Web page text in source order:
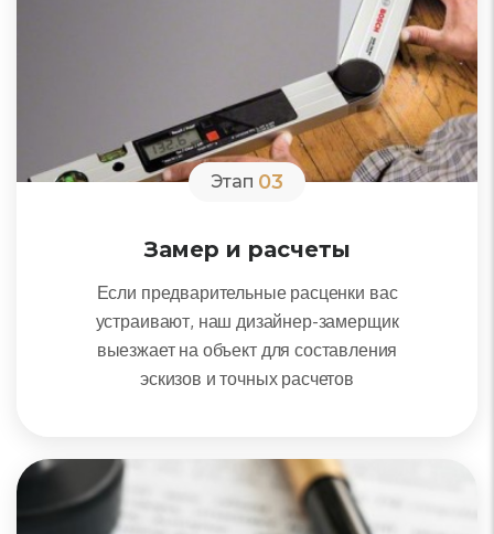
Этап 03
Замер и расчеты
Если предварительные расценки вас
устраивают, наш дизайнер-замерщик
выезжает на объект для составления
эскизов и точных расчетов